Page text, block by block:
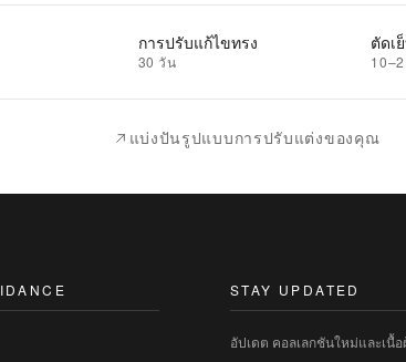
การปรับแก้ไขทรง
30 วัน
ตัดเ
แบ่งปันรูปแบบการปรับแต่งของคุณ
STAY UPDATED
อัปเดต คอลเลกชันใหม่และเนื้